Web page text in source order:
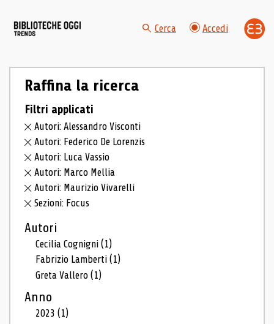
Cerca Accedi
Raffina la ricerca
Filtri applicati
Autori: Alessandro Visconti
Autori: Federico De Lorenzis
Autori: Luca Vassio
Autori: Marco Mellia
Autori: Maurizio Vivarelli
Sezioni: Focus
Autori
Cecilia Cognigni(1)
Fabrizio Lamberti(1)
Greta Vallero(1)
Anno
2023(1)